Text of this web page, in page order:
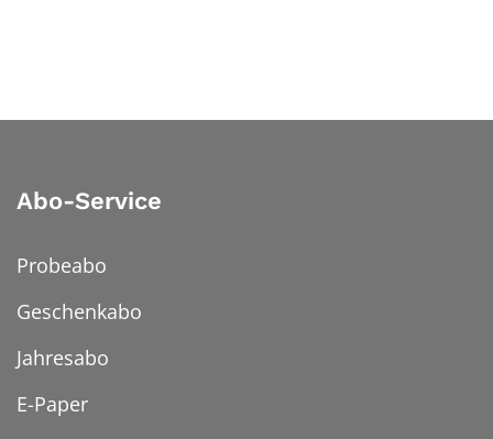
Abo-Service
Probeabo
Geschenkabo
Jahresabo
E-Paper